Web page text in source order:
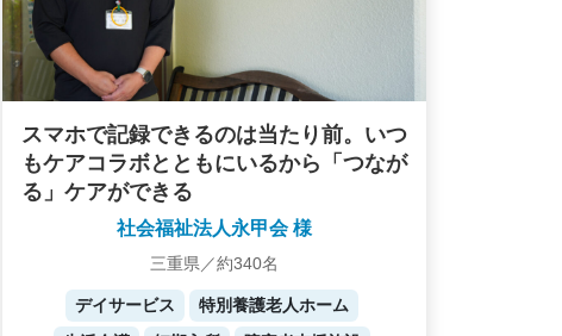
スマホで記録できるのは当たり前。いつ
もケアコラボとともにいるから「つなが
る」ケアができる
社会福祉法人永甲会 様
三重県／約340名
デイサービス
特別養護老人ホーム